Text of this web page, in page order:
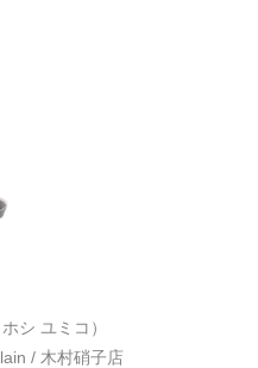
シ ユミコ）
/ 木村硝子店